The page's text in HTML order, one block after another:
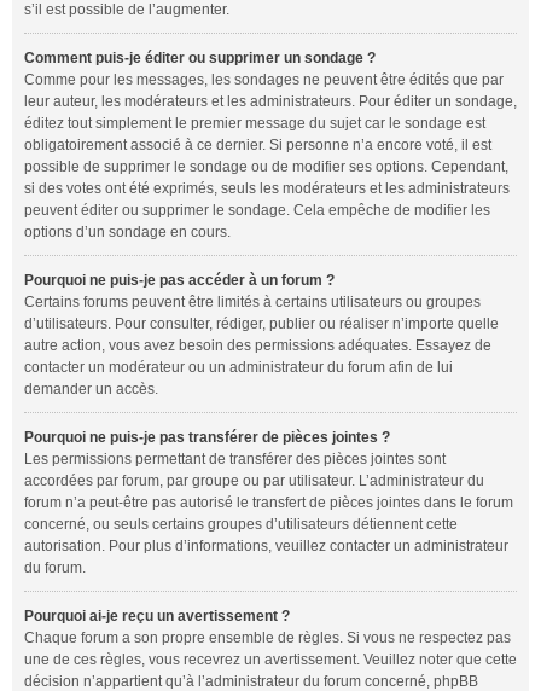
s’il est possible de l’augmenter.
Comment puis-je éditer ou supprimer un sondage ?
Comme pour les messages, les sondages ne peuvent être édités que par
leur auteur, les modérateurs et les administrateurs. Pour éditer un sondage,
éditez tout simplement le premier message du sujet car le sondage est
obligatoirement associé à ce dernier. Si personne n’a encore voté, il est
possible de supprimer le sondage ou de modifier ses options. Cependant,
si des votes ont été exprimés, seuls les modérateurs et les administrateurs
peuvent éditer ou supprimer le sondage. Cela empêche de modifier les
options d’un sondage en cours.
Pourquoi ne puis-je pas accéder à un forum ?
Certains forums peuvent être limités à certains utilisateurs ou groupes
d’utilisateurs. Pour consulter, rédiger, publier ou réaliser n’importe quelle
autre action, vous avez besoin des permissions adéquates. Essayez de
contacter un modérateur ou un administrateur du forum afin de lui
demander un accès.
Pourquoi ne puis-je pas transférer de pièces jointes ?
Les permissions permettant de transférer des pièces jointes sont
accordées par forum, par groupe ou par utilisateur. L’administrateur du
forum n’a peut-être pas autorisé le transfert de pièces jointes dans le forum
concerné, ou seuls certains groupes d’utilisateurs détiennent cette
autorisation. Pour plus d’informations, veuillez contacter un administrateur
du forum.
Pourquoi ai-je reçu un avertissement ?
Chaque forum a son propre ensemble de règles. Si vous ne respectez pas
une de ces règles, vous recevrez un avertissement. Veuillez noter que cette
décision n’appartient qu’à l’administrateur du forum concerné, phpBB